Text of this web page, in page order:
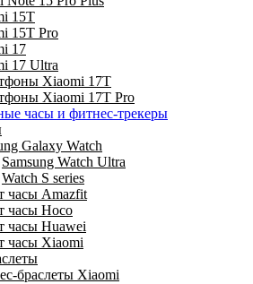
15T
15T Pro
17
17 Ultra
Xiaomi 17Т
Xiaomi 17Т Pro
часы и фитнес-трекеры
Galaxy Watch
Samsung Watch Ultra
Watch S series
часы Amazfit
часы Hoco
часы Huawei
часы Xiaomi
браслеты Xiaomi